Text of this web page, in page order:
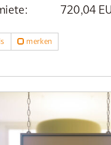
720,04
merken